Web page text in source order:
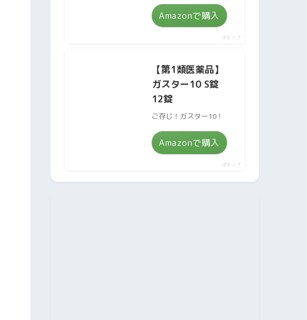
Amazonで購入
ポチップ
【第1類医薬品】
ガスター10 S錠
12錠
ご存じ！ガスター10！
Amazonで購入
ポチップ